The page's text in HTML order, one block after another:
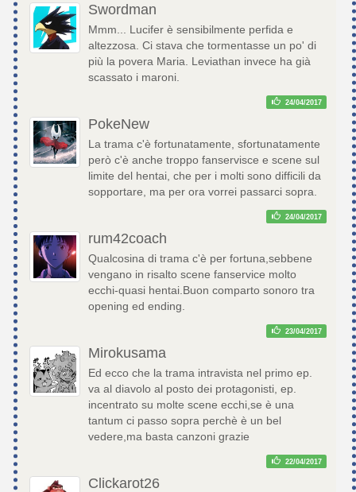
Swordman
Mmm... Lucifer è sensibilmente perfida e
altezzosa. Ci stava che tormentasse un po' di
più la povera Maria. Leviathan invece ha già
scassato i maroni.
24/04/2017
PokeNew
La trama c'è fortunatamente, sfortunatamente
però c'è anche troppo fanservisce e scene sul
limite del hentai, che per i molti sono difficili da
sopportare, ma per ora vorrei passarci sopra.
24/04/2017
rum42coach
Qualcosina di trama c'è per fortuna,sebbene
vengano in risalto scene fanservice molto
ecchi-quasi hentai.Buon comparto sonoro tra
opening ed ending.
23/04/2017
Mirokusama
Ed ecco che la trama intravista nel primo ep.
va al diavolo al posto dei protagonisti, ep.
incentrato su molte scene ecchi,se è una
tantum ci passo sopra perchè è un bel
vedere,ma basta canzoni grazie
22/04/2017
Clickarot26